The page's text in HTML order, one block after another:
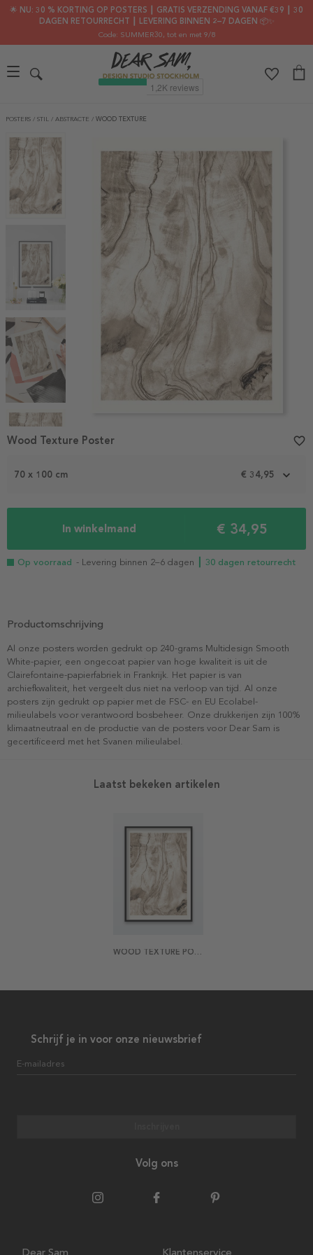
🌟 NU: 30 % KORTING OP POSTERS ┃ GRATIS VERZENDING VANAF €39 ┃ 30
DAGEN RETOURRECHT ┃ LEVERING BINNEN 2–7 DAGEN 📦✨
Code: SUMMER30, tot en met 9/8
POSTERS / STIL / ABSTRACTE / WOOD TEXTURE
1
70 x 100 cm € 34,95
In winkelmand € 34,95
Op voorraad - Levering binnen 2–6 dagen ┃ 30 dagen retourrecht
Wood Texture Poster favorite_border
Productomschrijving
Al onze posters worden gedrukt op 240-grams Multidesign Smooth
White-papier, een ongecoat papier van hoge kwaliteit is uit de
Clairefontaine-papierfabriek in Frankrijk. Het papier is van
archiefkwaliteit, het vergeelt dus niet na verloop van tijd. Al onze
posters zijn gedrukt op papier met de FSC- en EU Ecolabel-
milieulabels voor verantwoord bosbeheer. Onze drukkerijen zijn 100%
klimaatneutraal en de productie van de posters voor Dear Sam is
gecertificeerd met het Svanen milieulabel.
Laatst bekeken artikelen
WOOD TEXTURE POSTER
Schrijf je in voor onze nieuwsbrief
E-mailadres
Volg ons
Dear Sam Klantenservice